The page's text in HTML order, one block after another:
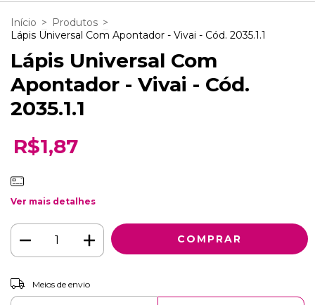
Início > Produtos >
Lápis Universal Com Apontador - Vivai - Cód. 2035.1.1
Lápis Universal Com
Apontador - Vivai - Cód.
2035.1.1
R$1,87
Ver mais detalhes
Entregas para o CEP:
Meios de envio